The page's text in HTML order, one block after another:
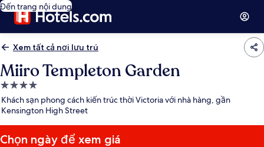
Đến trang nội dung
Xem tất cả nơi lưu trú
Miiro Templeton Garden
Nơi
lưu
trú
4.0
sao
Khách sạn phong cách kiến trúc thời Victoria với nhà hàng, gần
Kensington High Street
Chọn ngày để xem giá